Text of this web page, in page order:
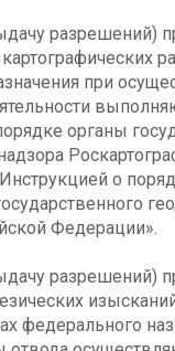
разрешений)
при
органы
о
Федерации».
разрешений)
федерального